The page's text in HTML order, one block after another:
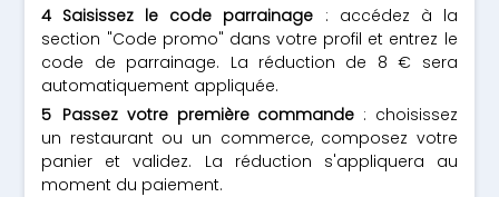
Saisissez le code parrainage : accédez à la
section "Code promo" dans votre profil et entrez le
code de parrainage. La réduction de 8 € sera
automatiquement appliquée.
Passez votre première commande : choisissez
un restaurant ou un commerce, composez votre
panier et validez. La réduction s'appliquera au
moment du paiement.